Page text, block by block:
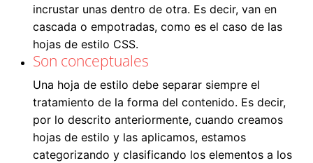
incrustar unas dentro de otra. Es decir, van en
cascada o empotradas, como es el caso de las
hojas de estilo CSS.
Son conceptuales
Una hoja de estilo debe separar siempre el
tratamiento de la forma del contenido. Es decir,
por lo descrito anteriormente, cuando creamos
hojas de estilo y las aplicamos, estamos
categorizando y clasificando los elementos a los